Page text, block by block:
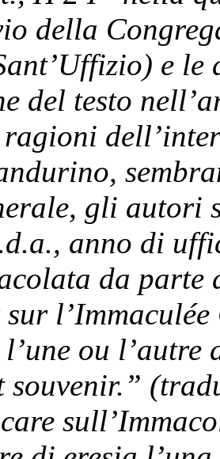
della
e
del testo
gli autori
anno di
da
l’une ou
souvenir.”